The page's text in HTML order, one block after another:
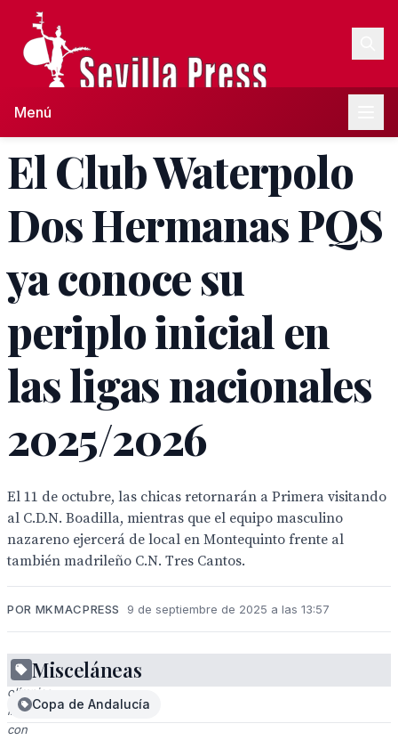
Menú
El Club Waterpolo
Dos Hermanas PQS
ya conoce su
periplo inicial en
las ligas nacionales
2025/2026
El 11 de octubre, las chicas retornarán a Primera visitando
al C.D.N. Boadilla, mientras que el equipo masculino
nazareno ejercerá de local en Montequinto frente al
también madrileño C.N. Tres Cantos.
POR MKMACPRESS 9 de septiembre de 2025 a las 13:57
Piscina
olímpica
interior
con
Misceláneas
Copa de Andalucía